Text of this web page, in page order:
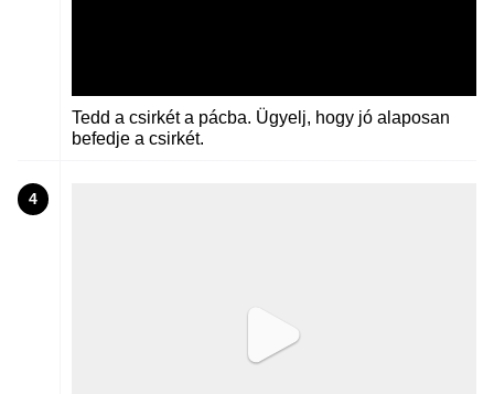
Tedd a csirkét a pácba. Ügyelj, hogy jó alaposan
befedje a csirkét.
4